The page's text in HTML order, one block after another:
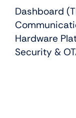
Dashboard
Hardware
Security &